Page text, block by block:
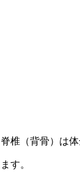
脊椎（背骨）は
ます。